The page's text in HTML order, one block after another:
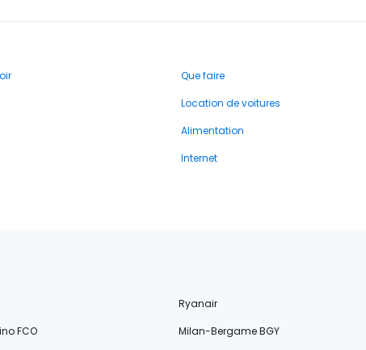
Que faire
Location de voitures
Alimentation
Internet
Ryanair
FCO
Milan-Bergame BGY